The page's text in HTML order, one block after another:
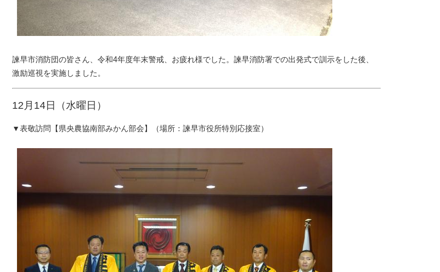
諫早市消防団の皆さん、令和4年度年末警戒、お疲れ様でした。諫早消防署での出発式で訓示をした後、
激励巡視を実施しました。
12月14日（水曜日）
▼表敬訪問【県央農協南部みかん部会】（場所：諫早市役所特別応接室）